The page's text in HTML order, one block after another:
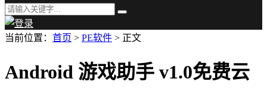
当前位置： 首页 > PE软件 > 正文
Android 游戏助手 v1.0免费云